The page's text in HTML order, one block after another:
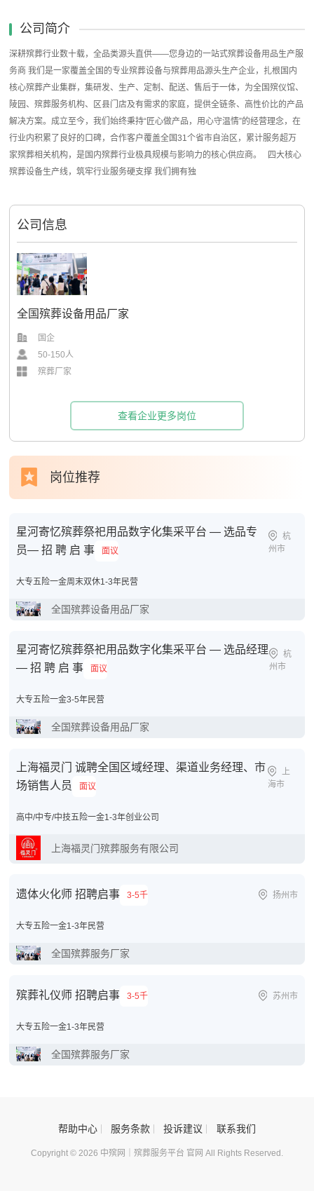
公司简介
深耕殡葬行业数十载，全品类源头直供——您身边的一站式殡葬设备用品生产服
务商 我们是一家覆盖全国的专业殡葬设备与殡葬用品源头生产企业，扎根国内
核心殡葬产业集群，集研发、生产、定制、配送、售后于一体，为全国殡仪馆、
陵园、殡葬服务机构、区县门店及有需求的家庭，提供全链条、高性价比的产品
解决方案。成立至今，我们始终秉持“匠心做产品，用心守温情”的经营理念，在
行业内积累了良好的口碑，合作客户覆盖全国31个省市自治区，累计服务超万
家殡葬相关机构，是国内殡葬行业极具规模与影响力的核心供应商。 四大核心
殡葬设备生产线，筑牢行业服务硬支撑 我们拥有独
公司信息
全国殡葬设备用品厂家
国企
50-150人
殡葬厂家
查看企业更多岗位
岗位推荐
星河寄忆殡葬祭祀用品数字化集采平台 — 选品专
员— 招 聘 启 事
面议
杭
州市
大专五险一金周末双休1-3年民营
全国殡葬设备用品厂家
星河寄忆殡葬祭祀用品数字化集采平台 — 选品经理
— 招 聘 启 事
面议
杭
州市
大专五险一金3-5年民营
全国殡葬设备用品厂家
上海福灵门 诚聘全国区域经理、渠道业务经理、市
场销售人员
面议
上
海市
高中/中专/中技五险一金1-3年创业公司
上海福灵门殡葬服务有限公司
遗体火化师 招聘启事 3-5千 扬州市
大专五险一金1-3年民营
全国殡葬服务厂家
殡葬礼仪师 招聘启事 3-5千 苏州市
大专五险一金1-3年民营
全国殡葬服务厂家
帮助中心 服务条款 投诉建议 联系我们
Copyright © 2026 中殡网｜殡葬服务平台 官网 All Rights Reserved.